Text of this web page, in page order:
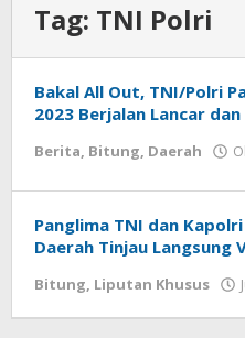
Tag: TNI Polri
Bakal All Out, TNI/Polri
2023 Berjalan Lancar dan
Berita, Bitung, Daerah
Panglima TNI dan
Daerah Tinjau Langsung
Bitung, Liputan Khusus